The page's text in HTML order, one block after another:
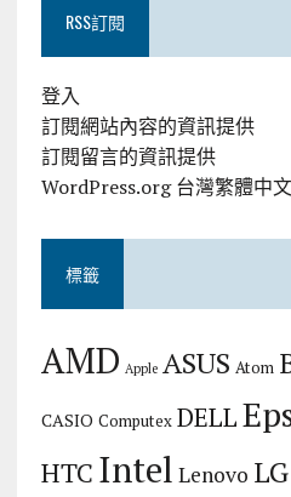
RSS訂閱
登入
訂閱網站內容的資訊提供
訂閱留言的資訊提供
WordPress.org 台灣繁體中文
標籤
AMD Apple ASUS Atom
CASIO Computex DELL
HTC Intel Lenovo LG